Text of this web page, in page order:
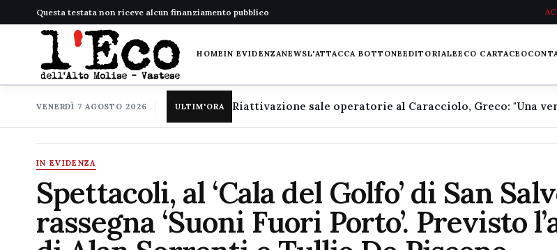
Questa testata non riceve alcun finanziamento pubblico
HOMEIN EVIDENZANEWSL'ATTACCA BOTTONEEDITORIALEECO CARTACEO
VENERDÌ 7 AGOSTO 2026 ULTIM'ORA
IN EVIDENZA
Spettacoli, al ‘Cala del Golfo’ di San
rassegna ‘Suoni Fuori Porto’. Previsto